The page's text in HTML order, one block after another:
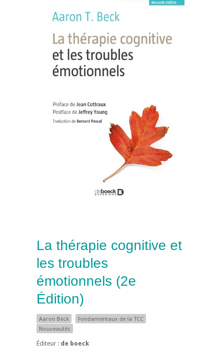
La thérapie cognitive et
les troubles
émotionnels (2e
Édition)
Aaron Beck
Fondamentaux de la TCC
Nouveautés
Éditeur : de boeck